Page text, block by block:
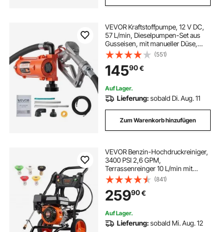
VEVOR Kraftstoffpumpe, 12 V DC,
57 L/min, Dieselpumpen-Set aus
Gusseisen, mit manueller Düse,
Förderschlauch,
Überhitzungsschutz, Stromkabel,
explosionsgeschützt, für Benzin,
Diesel & Kerosin
(551)
14590€
Auf Lager.
Lieferung:sobald Di. Aug. 11
Zum Warenkorb hinzufügen
VEVOR Benzin-Hochdruckreiniger,
3400 PSI 2,6 GPM,
Terrassenreinger 10 L/min mit
Aluminiumpumpe,
Hochdruckpistole &
Verlängerungsstab, 5-Düsen-Set,
für Autos, Zäune, Häuser,
Terrassen, vertikal
(841)
25990€
Auf Lager.
Lieferung:sobald Mi. Aug. 12